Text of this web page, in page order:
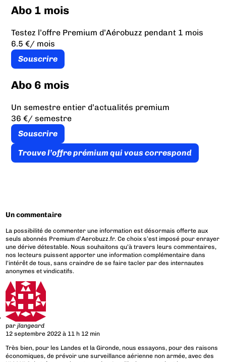
Abo 1 mois
Testez l’offre Premium d’Aérobuzz pendant 1 mois
6.5 €/ mois
Souscrire
Abo 6 mois
Un semestre entier d’actualités premium
36 €/ semestre
Souscrire
Trouve l’offre prémium qui vous correspond
Un commentaire
La possibilité de commenter une information est désormais offerte aux
seuls abonnés Premium d’Aerobuzz.fr. Ce choix s’est imposé pour enrayer
une dérive détestable. Nous souhaitons qu’à travers leurs commentaires,
nos lecteurs puissent apporter une information complémentaire dans
l’intérêt de tous, sans craindre de se faire tacler par des internautes
anonymes et vindicatifs.
parjlangeard
12 septembre 2022 à 11 h 12 min
Très bien, pour les Landes et la Gironde, nous essayons, pour des raisons
économiques, de prévoir une surveillance aérienne non armée, avec des